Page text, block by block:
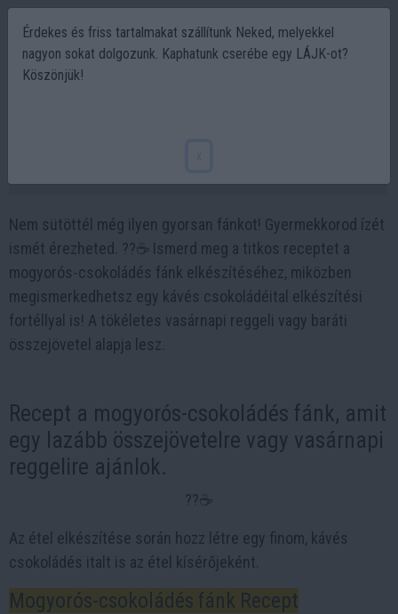
Nem sütöttél még ilyen gyorsan fánkot! Gyermekkorod ízét
ismét érezheted. ??☕️ Ismerd meg a titkos receptet a
mogyorós-csokoládés fánk elkészítéséhez, miközben
megismerkedhetsz egy kávés csokoládéital elkészítési
fortéllyal is! A tökéletes vasárnapi reggeli vagy baráti
összejövetel alapja lesz.
Recept a mogyorós-csokoládés fánk, amit
egy lazább összejövetelre vagy vasárnapi
reggelire ajánlok.
??☕️
Az étel elkészítése során hozz létre egy finom, kávés
csokoládés italt is az étel kísérőjeként.
Mogyorós-csokoládés fánk Recept
Érdekes és friss tartalmakat szállítunk Neked, melyekkel
nagyon sokat dolgozunk. Kaphatunk cserébe egy LÁJK-ot?
Köszönjük!